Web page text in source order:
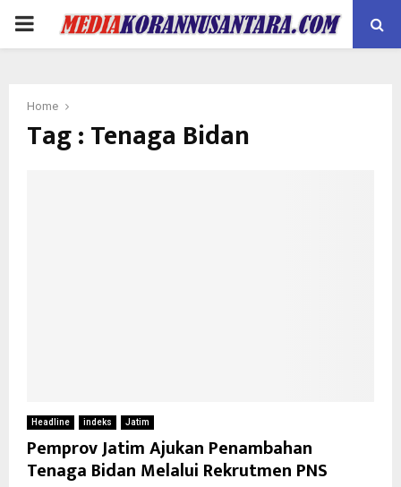
PRIMARY
Home
Tag : Tenaga Bidan
Headline indeks Jatim
Pemprov Jatim Ajukan Penambahan
Tenaga Bidan Melalui Rekrutmen PNS